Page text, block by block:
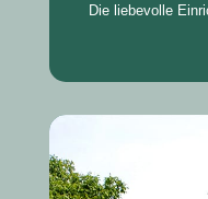
Die liebevolle